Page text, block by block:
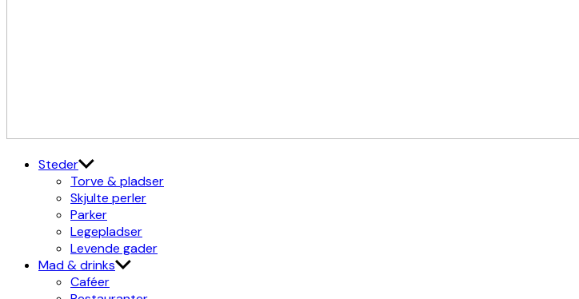
Steder
Torve & pladser
Skjulte perler
Parker
Legepladser
Levende gader
Mad & drinks
Caféer